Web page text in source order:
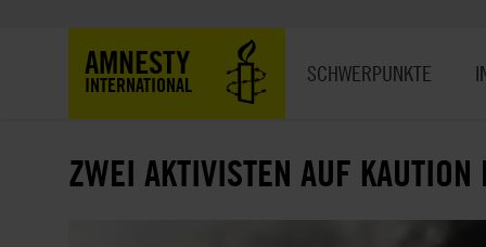
AMNESTY
INTERNATIONAL SCHWERPUNKTE
ZWEI AKTIVISTEN AUF KAUTION